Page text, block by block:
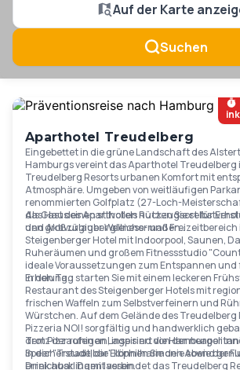
Auf der Karte
Suchen
Aparthotel Treudelberg
Eingebettet in die grüne Landschaft des
Hamburgs vereint das Aparthotel Treudelberg
Treudelberg Resorts urbanen Komfort mit
Atmosphäre. Umgeben von weitläufigen
renommierten Golfplatz (27-Loch-
das Haus einen stilvollen Rückzugsort für
und Aktivurlauber gleichermaßen..
Als Gast des Aparthotels nutzen Sie
den großzügiger Wellness- und
Steigenberger Hotel mit Indoorpool, Saunen,
Ruheräumen und großem Fitnessstudio
ideale Voraussetzungen zum Entspannen und
Erholung.
In den Tag starten Sie mit einem leckeren
Restaurant des Steigenberger Hotels mit
frischen Waffeln zum Selbstverfeinern und
Würstchen. Auf dem Gelände des Treudelberg
Pizzeria NOI! sorgfältig und handwerklich
dem Pizzaofen an, inspiriert von der
In der "Treudelbar" können Sie den Abend
Drink ausklingen lassen.
Trotz der ruhigen Lage sind die Hamburger
Speicherstadt, die Elbphilharmonie sowie der
erreichbar. Damit verbindet das Treudelberg